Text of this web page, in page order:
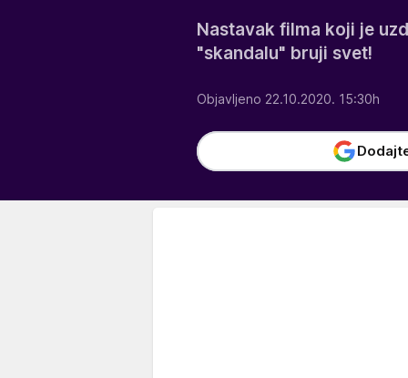
Nastavak filma koji je
"skandalu" bruji svet!
Objavljeno 22.10.2020. 15:30h